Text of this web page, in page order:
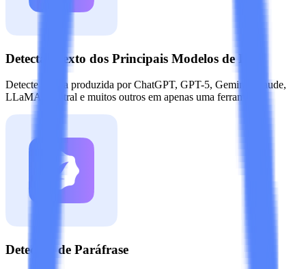
Detectar Texto dos Principais Modelos de IA
Detecte escrita produzida por ChatGPT, GPT-5, Gemini, Claude,
LLaMA, Mistral e muitos outros em apenas uma ferramenta.
Detecção de Paráfrase